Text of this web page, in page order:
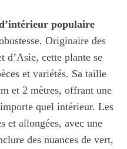
populaire
Originaire des
d’Asie, cette plante se
et variétés. Sa taille
et 2 mètres, offrant une
quel intérieur. Les
et allongées, avec une
des nuances de vert,